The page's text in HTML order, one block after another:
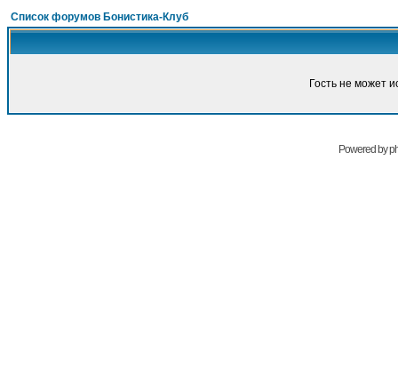
Список форумов Бонистика-Клуб
Гость не может
Powered by